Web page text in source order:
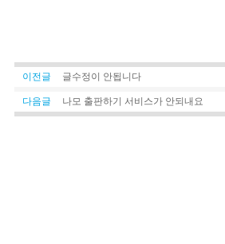
이전글 글수정이 안됩니다
다음글 나모 출판하기 서비스가 안되내요